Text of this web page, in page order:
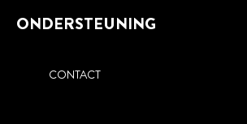
ONDERSTEUNING
CONTACT